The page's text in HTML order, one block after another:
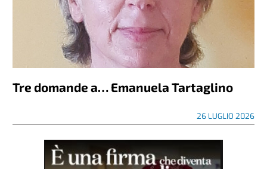
Tre domande a… Emanuela Tartaglino
26 LUGLIO 2026